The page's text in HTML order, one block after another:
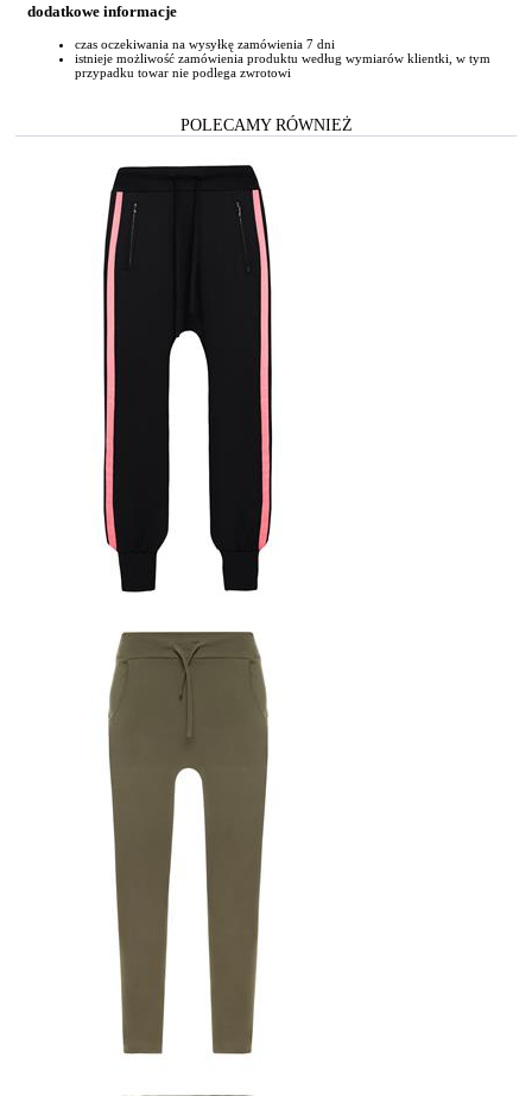
dodatkowe informacje
czas oczekiwania na wysyłkę zamówienia 7 dni
istnieje możliwość zamówienia produktu według wymiarów klientki, w tym
przypadku towar nie podlega zwrotowi
POLECAMY RÓWNIEŻ